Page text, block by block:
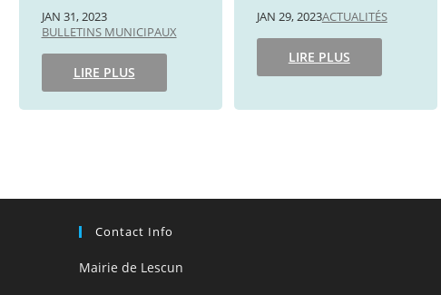
JAN 31, 2023
BULLETINS MUNICIPAUX
LIRE PLUS
JAN 29, 2023ACTUALITÉS
LIRE PLUS
Contact Info
Mairie de Lescun